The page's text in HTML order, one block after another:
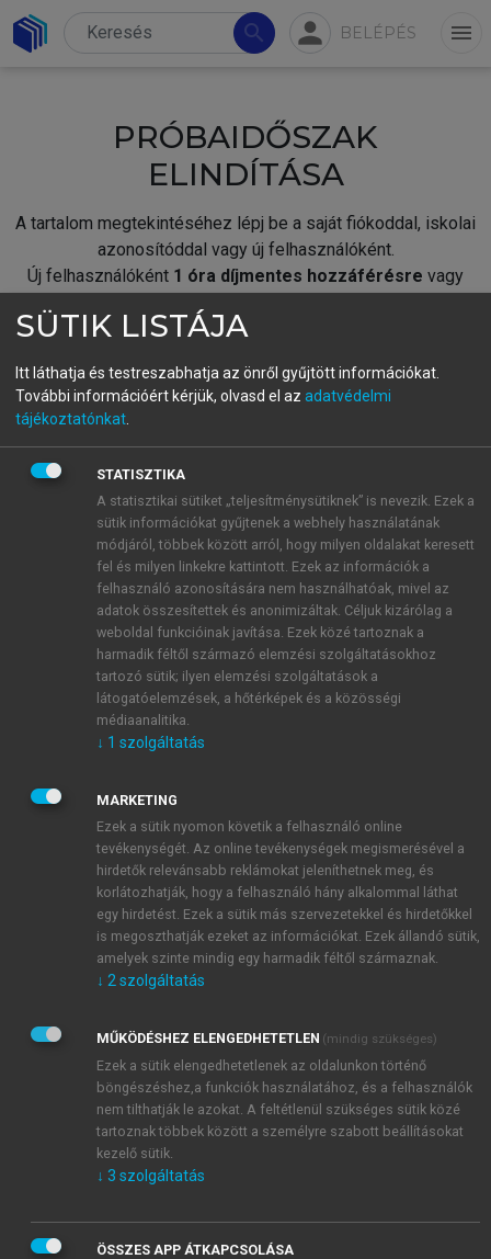
search person BELÉPÉS menu
PRÓBAIDŐSZAK
ELINDÍTÁSA
A tartalom megtekintéséhez lépj be a saját fiókoddal, iskolai
azonosítóddal vagy új felhasználóként.
Új felhasználóként 1 óra díjmentes hozzáférésre vagy
fiókoddal,vagy hozz létre új fiókot.
A regisztráció után apróbaidőszakautomatikusan
BELÉPÉS SAJÁT FIÓKKAL
ÚJ FIÓK LÉTREHOZÁSA
1 óra díjmentes hozzáférés
E-MAIL-CÍM
JELSZÓ
JELSZÓ ÚJRA
Kérek értesítést a MeRSZ újdonságairól, akcióiról.
Kérek értesítést az Akadémiai Kiadó Zrt. újdonságairól,
Adatkezelési tájékoztatóbanfoglaltakat tudomásul
veszem és elfogadom.
Általános vásárlási feltételeket, valamint a szotar.netés a
mersz.huoldalak licencszerződéseiben foglaltakat
tudomásul veszem és elfogadom.
KIPRÓBÁLOM
SÜTIK LISTÁJA
Itt láthatja és testreszabhatja az önről gyűjtött információkat.
További információért kérjük, olvasd el az adatvédelmi
tájékoztatónkat
STATISZTIKA
A statisztikai sütiket „teljesítménysütiknek” is nevezik. Ezek a
sütik információkat gyűjtenek a webhely használatának
módjáról, többek között arról, hogy milyen oldalakat keresett
fel és milyen linkekre kattintott. Ezek az információk a
felhasználó azonosítására nem használhatóak, mivel az
adatok összesítettek és anonimizáltak. Céljuk kizárólag a
weboldal funkcióinak javítása. Ezek közé tartoznak a
harmadik féltől származó elemzési szolgáltatásokhoz
tartozó sütik; ilyen elemzési szolgáltatások a
látogatóelemzések, a hőtérképek és a közösségi
médiaanalitika.
↓ 1 szolgáltatás
MARKETING
Ezek a sütik nyomon követik a felhasználó online
tevékenységét. Az online tevékenységek megismerésével a
hirdetők relevánsabb reklámokat jeleníthetnek meg, és
korlátozhatják, hogy a felhasználó hány alkalommal láthat
egy hirdetést. Ezek a sütik más szervezetekkel és hirdetőkkel
is megoszthatják ezeket az információkat. Ezek állandó sütik,
amelyek szinte mindig egy harmadik féltől származnak.
↓ 2 szolgáltatás
MŰKÖDÉSHEZ ELENGEDHETETLEN (mindig szükséges)
Ezek a sütik elengedhetetlenek az oldalunkon történő
böngészéshez,a funkciók használatához, és a felhasználók
nem tilthatják le azokat. A feltétlenül szükséges sütik közé
tartoznak többek között a személyre szabott beállításokat
kezelő sütik.
↓ 3 szolgáltatás
ÖSSZES APP ÁTKAPCSOLÁSA